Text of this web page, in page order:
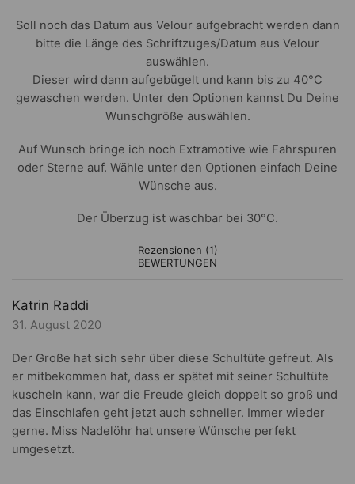
Soll noch das Datum aus Velour aufgebracht werden dann
bitte die Länge des Schriftzuges/Datum aus Velour
auswählen.
Dieser wird dann aufgebügelt und kann bis zu 40°C
gewaschen werden. Unter den Optionen kannst Du Deine
Wunschgröße auswählen.
Auf Wunsch bringe ich noch Extramotive wie Fahrspuren
oder Sterne auf. Wähle unter den Optionen einfach Deine
Wünsche aus.
Der Überzug ist waschbar bei 30°C.
Rezensionen (1)
BEWERTUNGEN
Katrin Raddi
31. August 2020
Der Große hat sich sehr über diese Schultüte gefreut. Als
er mitbekommen hat, dass er spätet mit seiner Schultüte
kuscheln kann, war die Freude gleich doppelt so groß und
das Einschlafen geht jetzt auch schneller. Immer wieder
gerne. Miss Nadelöhr hat unsere Wünsche perfekt
umgesetzt.